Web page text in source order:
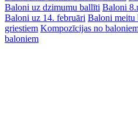
Baloni uz dzimumu ballīti Baloni
Baloni uz 14. februāri Baloni meitu
griestiem Kompozīcijas no
baloniem